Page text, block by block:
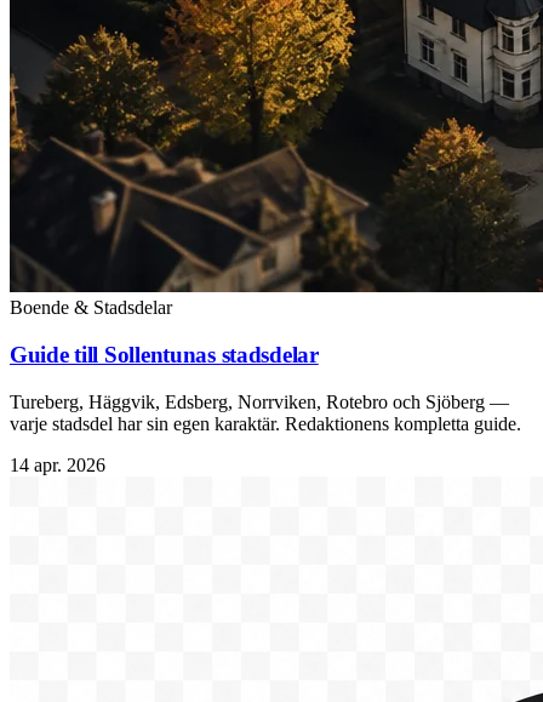
Boende & Stadsdelar
Guide till Sollentunas stadsdelar
Tureberg, Häggvik, Edsberg, Norrviken, Rotebro och Sjöberg —
varje stadsdel har sin egen karaktär. Redaktionens kompletta guide.
14 apr. 2026